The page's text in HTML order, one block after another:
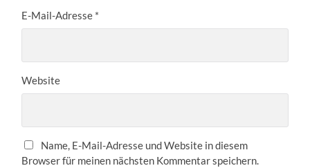
E-Mail-Adresse *
Website
Name, E-Mail-Adresse und Website in diesem
Browser für meinen nächsten Kommentar speichern.